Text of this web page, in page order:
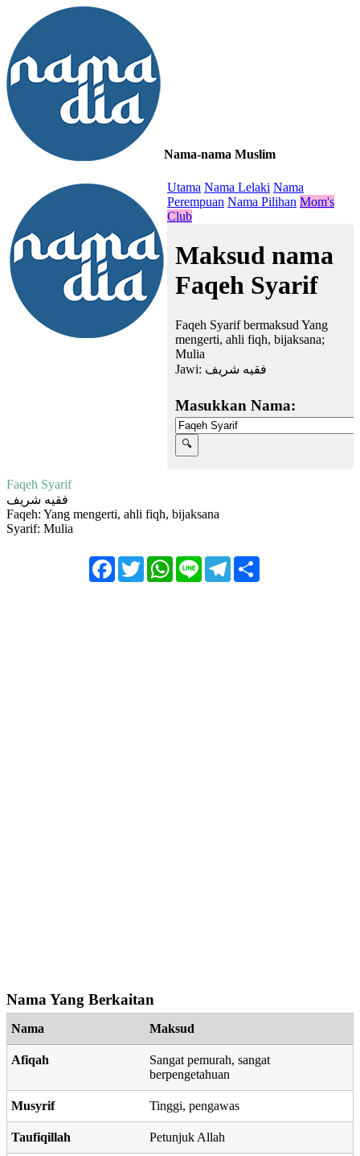
Nama-nama Muslim
Utama Nama Lelaki Nama
Perempuan Nama Pilihan Mom's
Club
Maksud nama
Faqeh Syarif
Faqeh Syarif bermaksud Yang
mengerti, ahli fiqh, bijaksana;
Mulia
Jawi: فقيه شريف
Masukkan Nama:
Faqeh Syarif
فقيه شريف
Faqeh: Yang mengerti, ahli fiqh, bijaksana
Syarif: Mulia
FacebookTwitterWhatsApp
Line Telegram
Nama Yang Berkaitan
Nama Maksud
Afiqah
Sangat pemurah, sangat
berpengetahuan
Musyrif Tinggi, pengawas
Taufiqillah Petunjuk Allah